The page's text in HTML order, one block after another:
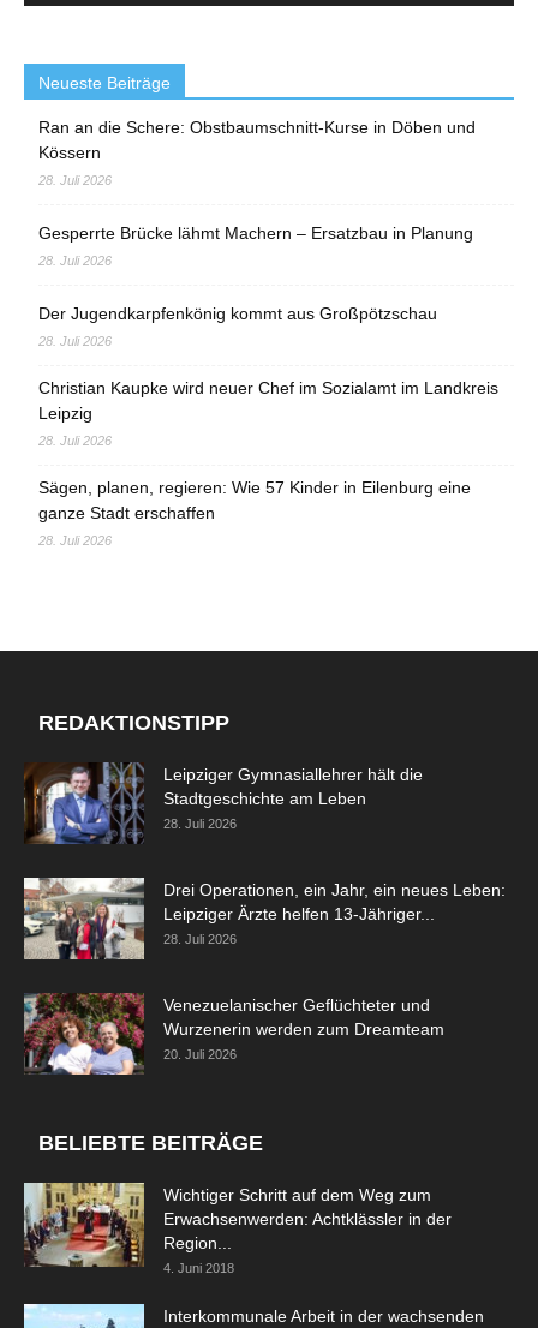
Neueste Beiträge
Ran an die Schere: Obstbaumschnitt-Kurse in Döben und
Kössern
28. Juli 2026
Gesperrte Brücke lähmt Machern – Ersatzbau in Planung
28. Juli 2026
Der Jugendkarpfenkönig kommt aus Großpötzschau
28. Juli 2026
Christian Kaupke wird neuer Chef im Sozialamt im Landkreis
Leipzig
28. Juli 2026
Sägen, planen, regieren: Wie 57 Kinder in Eilenburg eine
ganze Stadt erschaffen
28. Juli 2026
REDAKTIONSTIPP
Leipziger Gymnasiallehrer hält die
Stadtgeschichte am Leben
28. Juli 2026
Drei Operationen, ein Jahr, ein neues Leben:
Leipziger Ärzte helfen 13-Jähriger...
28. Juli 2026
Venezuelanischer Geflüchteter und
Wurzenerin werden zum Dreamteam
20. Juli 2026
BELIEBTE BEITRÄGE
Wichtiger Schritt auf dem Weg zum
Erwachsenwerden: Achtklässler in der
Region...
4. Juni 2018
Interkommunale Arbeit in der wachsenden